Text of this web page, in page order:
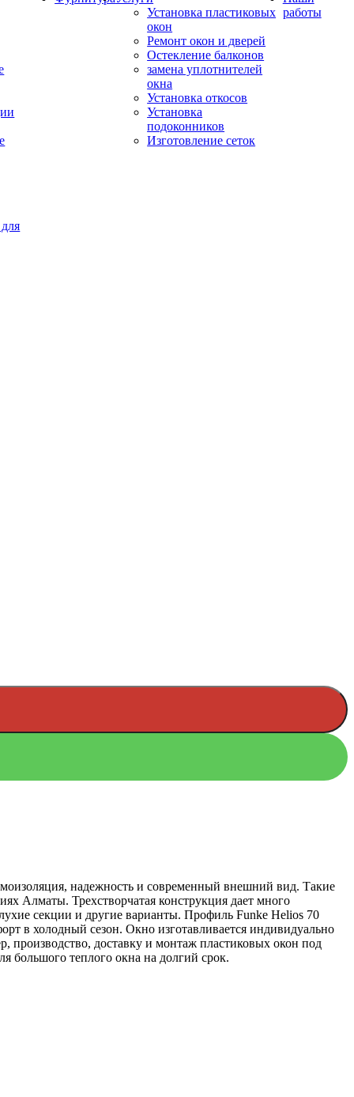
Установка пластиковых
окон
Ремонт окон и дверей
Остекление балконов
замена уплотнителей
окна
Установка откосов
Установка
подоконников
Изготовление сеток
работы
надежность и современный внешний вид. Такие
Алматы. Трехстворчатая конструкция дает много
секции и другие варианты. Профиль Funke Helios 70
в холодный сезон. Окно изготавливается индивидуально
производство, доставку и монтаж пластиковых окон под
большого теплого окна на долгий срок.